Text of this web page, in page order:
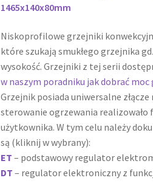
1465x140x80mm
Niskoprofilowe grzejniki
które szukają smukłego grzejnika
wysokość. Grzejniki z tej serii
w naszym poradniku jak dobrać
Grzejnik posiada uniwersalne
sterowanie ogrzewania
użytkownika. W tym celu należy
są (kliknij w wybrany):
ET – podstawowy regulator
DT – regulator elektroniczny z